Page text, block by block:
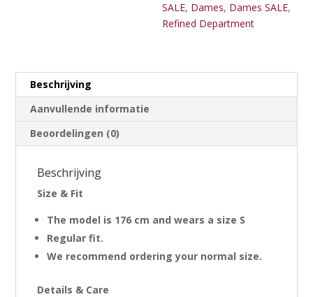
SALE, Dames, Dames SALE,
Refined Department
Beschrijving
Aanvullende informatie
Beoordelingen (0)
Beschrijving
Size & Fit
The model is 176 cm and wears a size S
Regular fit.
We recommend ordering your normal size.
Details & Care